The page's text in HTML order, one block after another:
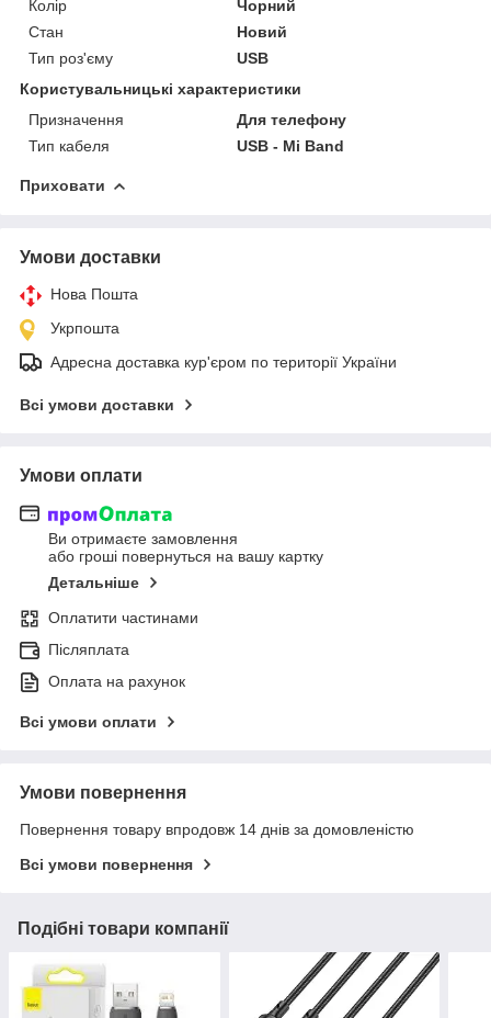
Колір
Чорний
Стан
Новий
Тип роз'єму
USB
Користувальницькі характеристики
Призначення
Для телефону
Тип кабеля
USB - Mi Band
Приховати
Умови доставки
Нова Пошта
Укрпошта
Адресна доставка кур'єром по території України
Всі умови доставки
Умови оплати
Ви отримаєте замовлення
або гроші повернуться на вашу картку
Детальніше
Оплатити частинами
Післяплата
Оплата на рахунок
Всі умови оплати
Умови повернення
Повернення товару впродовж 14 днів за домовленістю
Всі умови повернення
Подібні товари компанії